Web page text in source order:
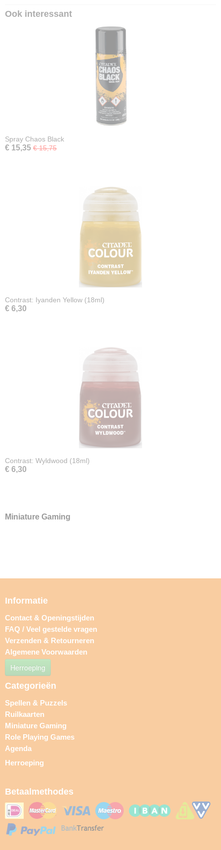
Ook interessant
Spray Chaos Black
€ 15,35 € 15,75
Contrast: Iyanden Yellow (18ml)
€ 6,30
Contrast: Wyldwood (18ml)
€ 6,30
Miniature Gaming
Informatie
Contact & Openingstijden
FAQ / Veel gestelde vragen
Verzenden & Retourneren
Algemene Voorwaarden
Herroeping
Categorieën
Spellen & Puzzels
Ruilkaarten
Miniature Gaming
Role Playing Games
Agenda
Herroeping
Betaalmethodes